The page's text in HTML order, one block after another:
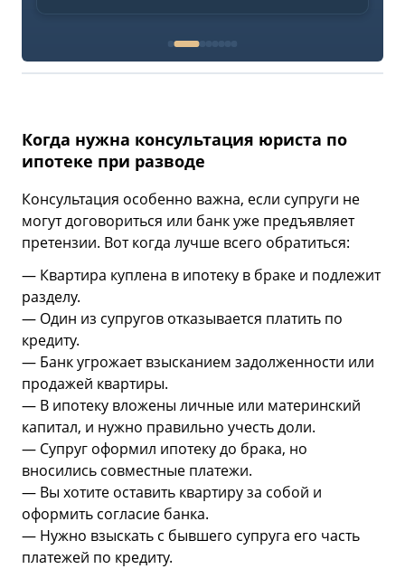
Когда нужна консультация юриста по
ипотеке при разводе
Консультация особенно важна, если супруги не
могут договориться или банк уже предъявляет
претензии. Вот когда лучше всего обратиться:
— Квартира куплена в ипотеку в браке и подлежит
разделу.
— Один из супругов отказывается платить по
кредиту.
— Банк угрожает взысканием задолженности или
продажей квартиры.
— В ипотеку вложены личные или материнский
капитал, и нужно правильно учесть доли.
— Супруг оформил ипотеку до брака, но
вносились совместные платежи.
— Вы хотите оставить квартиру за собой и
оформить согласие банка.
— Нужно взыскать с бывшего супруга его часть
платежей по кредиту.